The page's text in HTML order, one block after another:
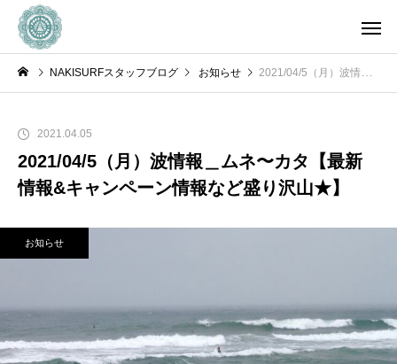
NAKISURFスタッフブログ お知らせ 2021/04/5（月）波情報＿ムネ〜カタ【最新情報&キャンペーン情報など盛り沢山★】
2021.04.05
2021/04/5（月）波情報＿ムネ〜カタ【最新
情報&キャンペーン情報など盛り沢山★】
お知らせ